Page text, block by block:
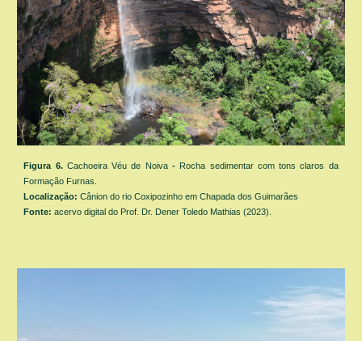
Figura 6. Cachoeira Véu de Noiva- Rocha sedimentar com tons claros da
Formação Furnas.
Localização: Cânion do rio Coxipozinho em Chapada dos Guimarães
Fonte:acervo digitaldo Prof. Dr. Dener Toledo Mathias (2023).